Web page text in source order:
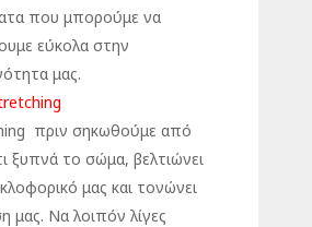
που μπορούμε να
εύκολα στην
μας.
πριν σηκωθούμε από
ξυπνά το σώμα, βελτιώνει
μας και τονώνει
μας. Να λοιπόν λίγες